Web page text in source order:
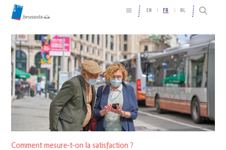
EN FR NL
Comment mesure-t-on la satisfaction ?